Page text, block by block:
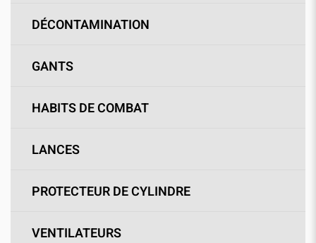
DÉCONTAMINATION
GANTS
HABITS DE COMBAT
LANCES
PROTECTEUR DE CYLINDRE
VENTILATEURS